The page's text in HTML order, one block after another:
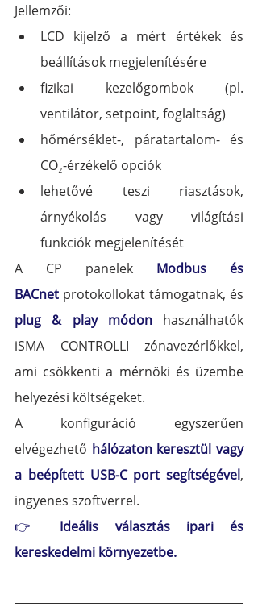
Jellemzői:
LCD kijelző a mért értékek és
beállítások megjelenítésére
fizikai kezelőgombok (pl.
ventilátor, setpoint, foglaltság)
hőmérséklet-, páratartalom- és
CO₂-érzékelő opciók
lehetővé teszi riasztások,
árnyékolás vagy világítási
funkciók megjelenítését
A CP panelek Modbus és
BACnet
plug & play módon használhatók
iSMA CONTROLLI zónavezérlőkkel,
ami csökkenti a mérnöki és üzembe
helyezési költségeket.
A konfiguráció egyszerűen
elvégezhető hálózaton keresztül vagy
a beépített USB-C port segítségével,
ingyenes szoftverrel.
👉 Ideális választás ipari és
kereskedelmi környezetbe.